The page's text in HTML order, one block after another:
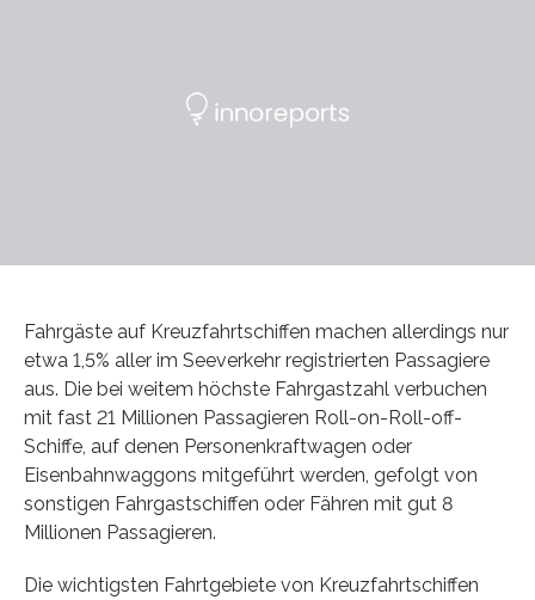
Fahrgäste auf Kreuzfahrtschiffen machen allerdings nur
etwa 1,5% aller im Seeverkehr registrierten Passagiere
aus. Die bei weitem höchste Fahrgastzahl verbuchen
mit fast 21 Millionen Passagieren Roll-on-Roll-off-
Schiffe, auf denen Personenkraftwagen oder
Eisenbahnwaggons mitgeführt werden, gefolgt von
sonstigen Fahrgastschiffen oder Fähren mit gut 8
Millionen Passagieren.
Die wichtigsten Fahrtgebiete von Kreuzfahrtschiffen